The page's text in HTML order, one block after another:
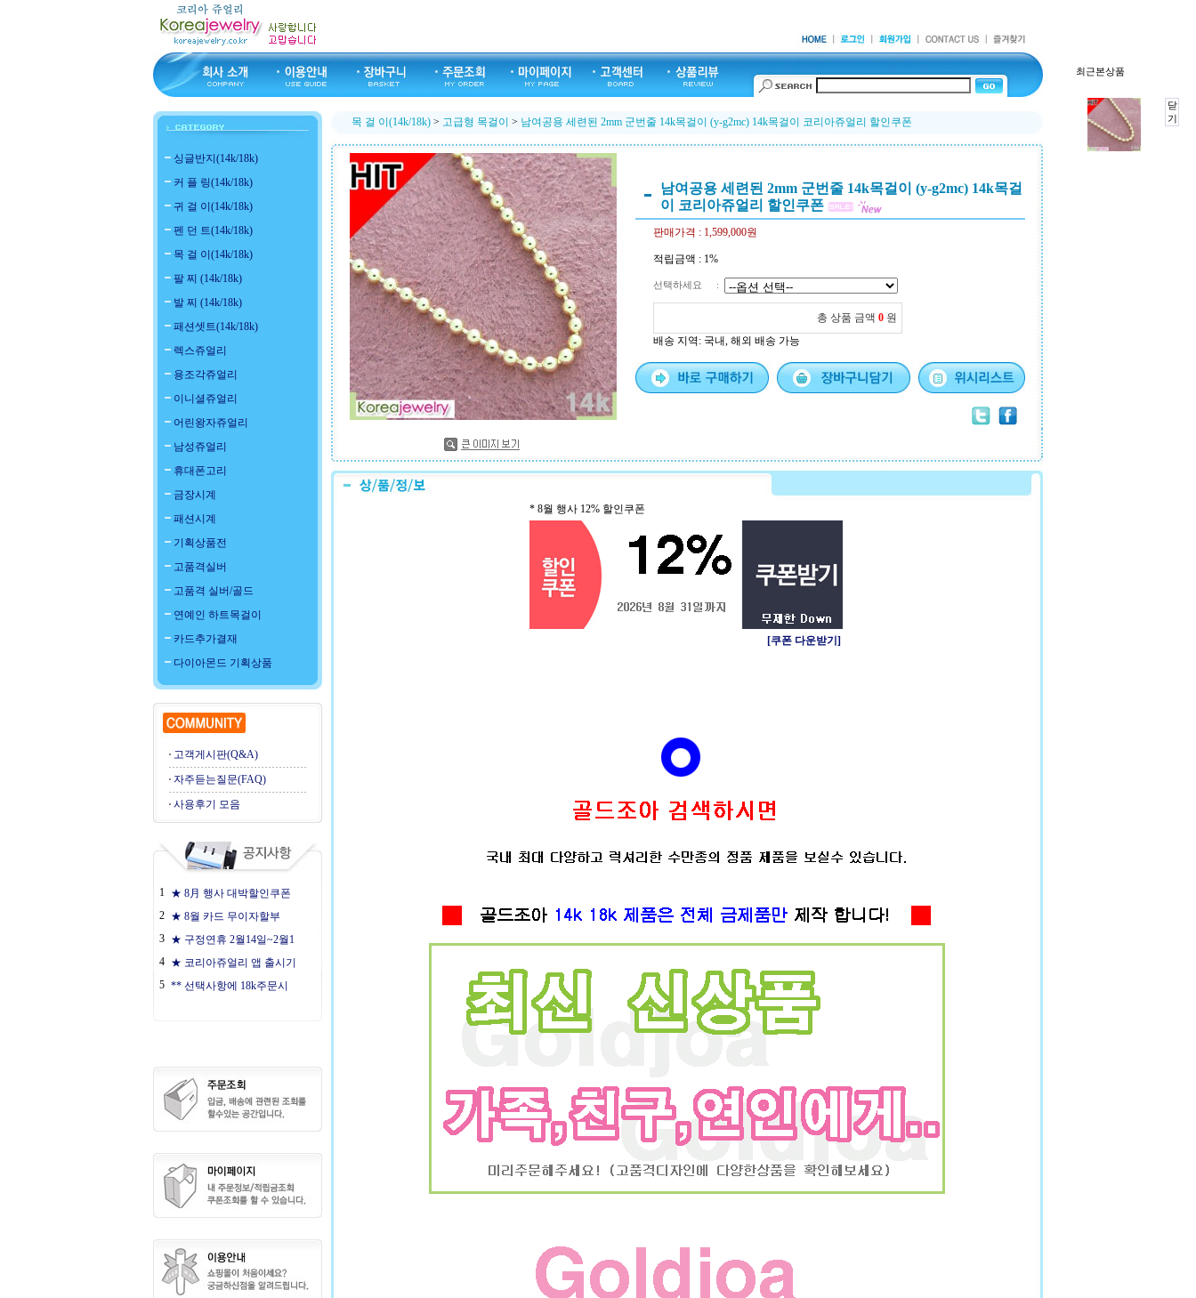
싱글반지(14k/18k)
커 플 링(14k/18k)
귀 걸 이(14k/18k)
펜 던 트(14k/18k)
목 걸 이(14k/18k)
팔 찌 (14k/18k)
발 찌 (14k/18k)
패션셋트(14k/18k)
렉스쥬얼리
용조각쥬얼리
이니셜쥬얼리
어린왕자쥬얼리
남성쥬얼리
휴대폰고리
금장시계
패션시계
기획상품전
고품격실버
고품격 실버/골드
연예인 하트목걸이
카드추가결재
다이아몬드 기획상품
고객게시판(Q&A)
자주듣는질문(FAQ)
사용후기 모음
1 ★ 8月 행사 대박할인쿠폰
2 ★ 8월 카드 무이자할부
3 ★ 구정연휴 2월14일~2월1
4 ★ 코리아쥬얼리 앱 출시기
5 ** 선택사항에 18k주문시
목 걸 이(14k/18k) > 고급형 목걸이 > 남여공용 세련된 2mm 군번줄 14k목걸이 (y-g2mc) 14k목걸이 코리아쥬얼리 할인쿠폰
남여공용 세련된 2mm 군번줄 14k목걸이 (y-g2mc) 14k목걸
이 코리아쥬얼리 할인쿠폰
판매가격 : 1,599,000원
적립금액 : 1%
선택하세요 :
총 상품 금액 0 원
배송 지역 : 국내, 해외 배송 가능
* 8월 행사 12% 할인쿠폰
[쿠폰 다운받기]
최근본상품
닫
기